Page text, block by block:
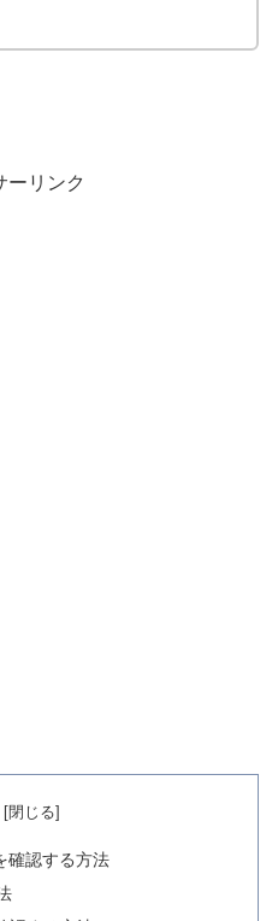
ーリンク
確認する方法